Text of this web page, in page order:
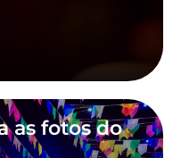
as fotos do